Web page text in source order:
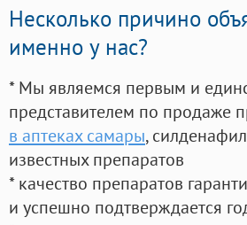
Несколько причино
именно у нас?
* Мы являемся первым и
представителем по продаже
в аптеках самары,
известных препаратов
* качество препаратов
и успешно подтверждается